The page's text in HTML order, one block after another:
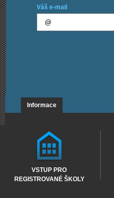
Váš e-mail
Informace
VSTUP PRO
REGISTROVANÉ ŠKOLY